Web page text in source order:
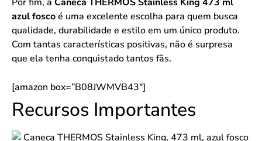
azul foscoé uma excelente escolha para quem busca
qualidade, durabilidade e estilo em um único produto.
Com tantas características positivas, não é surpresa
que ela tenha conquistado tantos fãs.
[amazon box=”B08JWMVB43″]
Recursos Importantes